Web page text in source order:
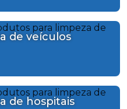
de veículos
de hospitais